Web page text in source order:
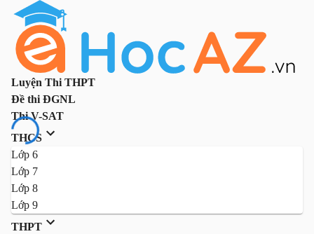
Luyện Thi THPT
Đề thi ĐGNL
Thi V-SAT
THCS
Lớp 6
Lớp 7
Lớp 8
Lớp 9
THPT